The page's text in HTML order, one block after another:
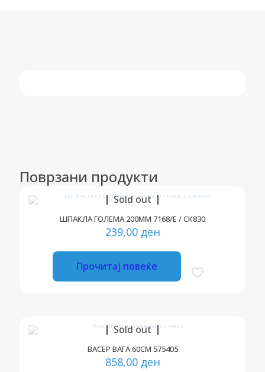
Поврзани продукти
Sold out
ШПАКЛА ГОЛЕМА 200ММ 7168/Е / СК830
239,00 ден
Прочитај повеќе
Sold out
ВАСЕР ВАГА 60СМ 575405
858,00 ден